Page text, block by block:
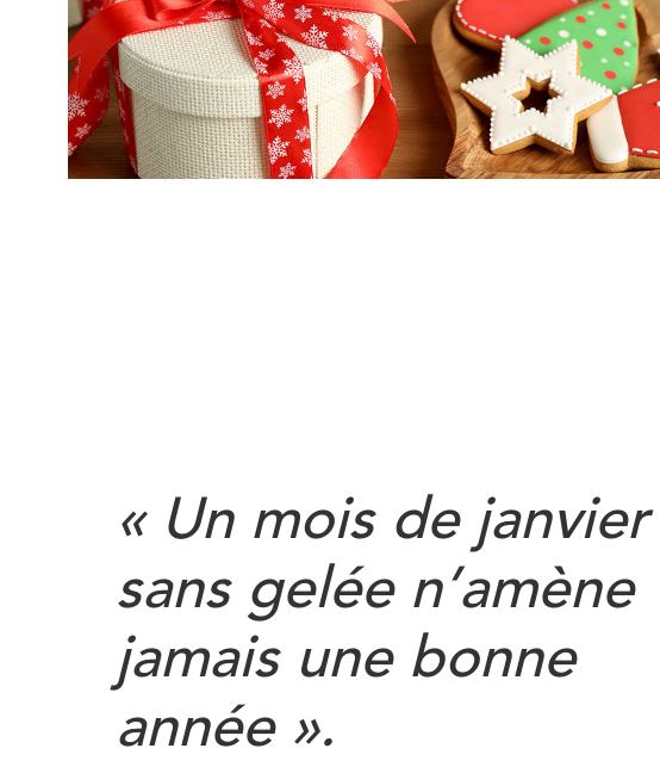
« Un mois de janvier
sans gelée n’amène
jamais une bonne
année ».